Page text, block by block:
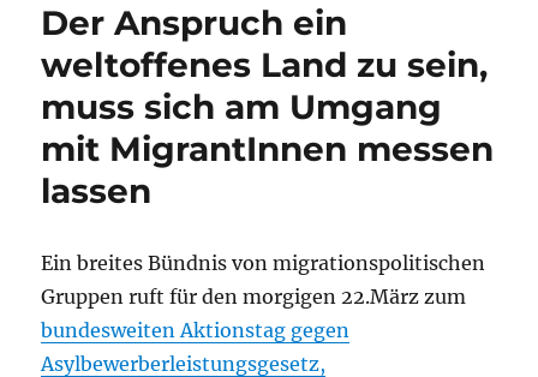
Der Anspruch ein
weltoffenes Land zu sein,
muss sich am Umgang
mit MigrantInnen messen
lassen
Ein breites Bündnis von migrationspolitischen
Gruppen ruft für den morgigen 22.März zum
bundesweiten Aktionstag gegen
Asylbewerberleistungsgesetz,